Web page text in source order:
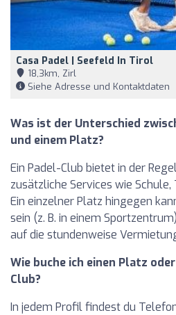
Casa Padel | Seefeld In Tirol
18,3km, Zirl
Siehe Adresse und Kontaktdaten
Was ist der Unterschied
und einem Platz?
Ein Padel-Club bietet in der
zusätzliche Services wie Schule,
Ein einzelner Platz hingegen
sein (z. B. in einem
auf die stundenweise
Wie buche ich einen Platz
Club?
In jedem Profil findest du